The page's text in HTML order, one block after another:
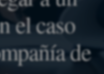
el caso
de